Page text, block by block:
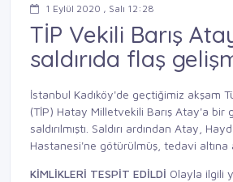
1 Eylül 2020 , Salı 12:28
TİP Vekili Barış
saldırıda flaş
İstanbul Kadıköy'de geçtiğimiz akşam
(TİP) Hatay Milletvekili Barış Atay'a bir
saldırılmıştı. Saldırı ardından Atay,
Hastanesi'ne götürülmüş, tedavi altına
KİMLİKLERİ TESPİT EDİLDİ Olayla ilgili